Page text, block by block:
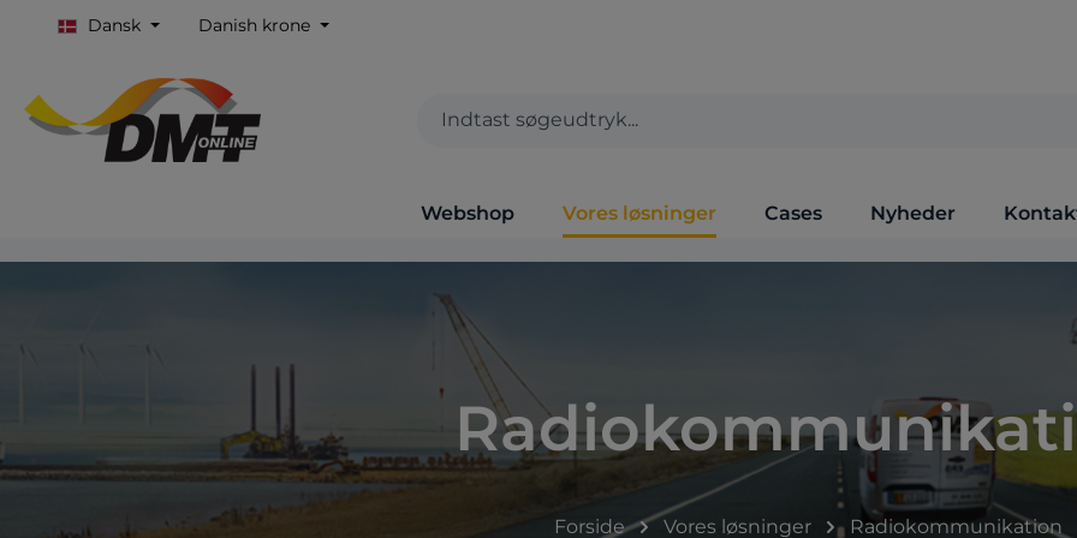
Dansk Danish krone
Webshop Vores løsninger Cases Nyheder
Forside Vores løsninger Radiokommunikation